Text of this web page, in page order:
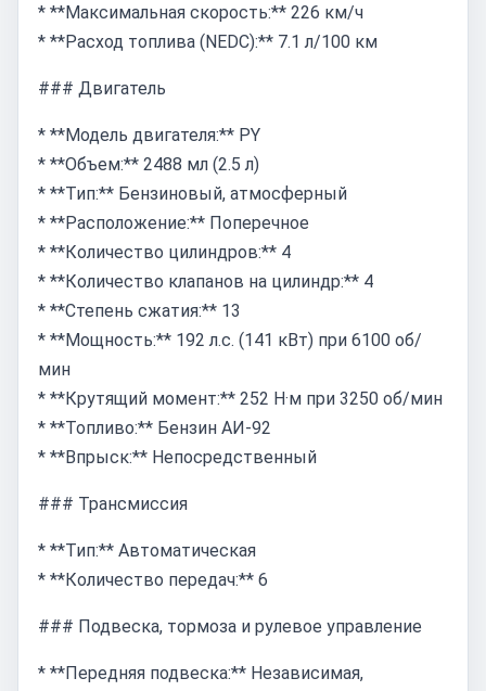
* **Максимальная скорость:** 226 км/ч
* **Расход топлива (NEDC):** 7.1 л/100 км
### Двигатель
* **Модель двигателя:** PY
* **Объем:** 2488 мл (2.5 л)
* **Тип:** Бензиновый, атмосферный
* **Расположение:** Поперечное
* **Количество цилиндров:** 4
* **Количество клапанов на цилиндр:** 4
* **Степень сжатия:** 13
* **Мощность:** 192 л.с. (141 кВт) при 6100 об/
мин
* **Крутящий момент:** 252 Н·м при 3250 об/мин
* **Топливо:** Бензин АИ-92
* **Впрыск:** Непосредственный
### Трансмиссия
* **Тип:** Автоматическая
* **Количество передач:** 6
### Подвеска, тормоза и рулевое управление
* **Передняя подвеска:** Независимая,